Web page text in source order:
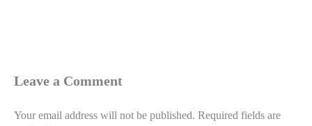
Leave a Comment
Your email address will not be published. Required fields are